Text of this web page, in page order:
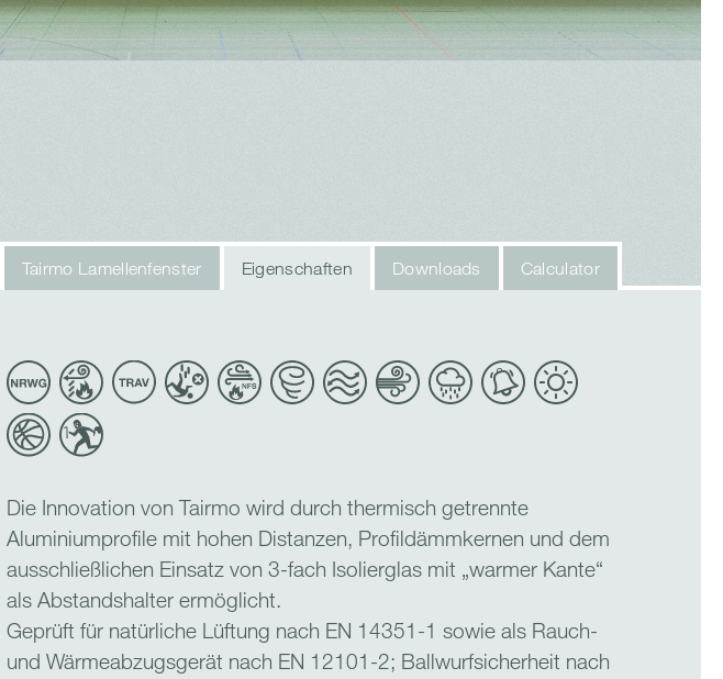
Tairmo Lamellenfenster Eigenschaften Downloads Calculator
Die Innovation von Tairmo wird durch thermisch getrennte
Aluminiumprofile mit hohen Distanzen, Profildämmkernen und dem
ausschließlichen Einsatz von 3-fach Isolierglas mit „warmer Kante“
als Abstandshalter ermöglicht.
Geprüft für natürliche Lüftung nach EN 14351-1 sowie als Rauch-
und Wärmeabzugsgerät nach EN 12101-2; Ballwurfsicherheit nach